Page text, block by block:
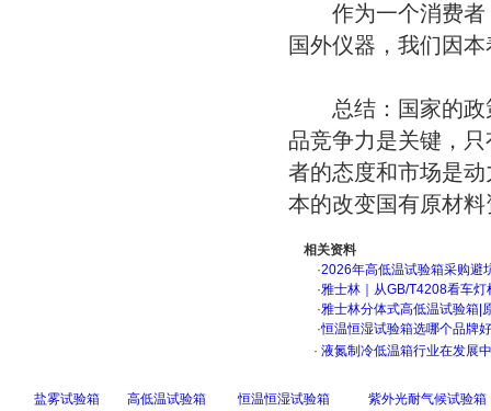
作为一个消费者
国外仪器，我们因
总结：国家的政
品竞争力是关键，
者的态度和市场是
本的改变国有原材
相关资料
·2026年高低温试验箱采购
·雅士林｜从GB/T4208看车
·雅士林分体式高低温试验箱|
·恒温恒湿试验箱选哪个品牌
· 液氮制冷低温箱行业在发展
盐雾试验箱 高低温试验箱 恒温恒湿试验箱 紫外光耐气候试验箱